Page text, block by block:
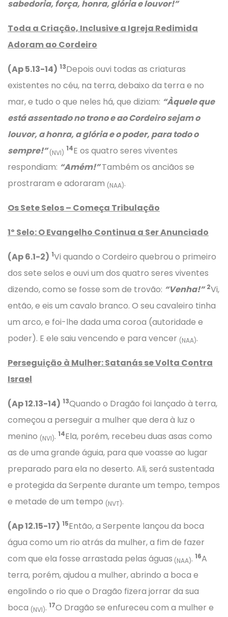
sabedoria, força, honra, glória e louvor!”
Toda a Criação, Inclusive a Igreja Redimida
Adoram ao Cordeiro
(Ap 5.13-14) 13Depois ouvi todas as criaturas
existentes no céu, na terra, debaixo da terra e no
mar, e tudo o que neles há, que diziam: “Àquele que
está assentado no trono e ao Cordeiro sejam o
louvor, a honra, a glória e o poder, para todo o
sempre!”(NVI)
14E os quatro seres viventes
respondiam: “Amém!”Também os anciãos se
prostraram e adoraram (NAA).
Os Sete Selos – Começa Tribulação
1º Selo: O Evangelho Continua a Ser Anunciado
(Ap 6.1-2) 1Vi quando o Cordeiro quebrou o primeiro
dos sete selos e ouvi um dos quatro seres viventes
dizendo, como se fosse som de trovão: “Venha!” 2Vi,
então, e eis um cavalo branco. O seu cavaleiro tinha
um arco, e foi-lhe dada uma coroa (autoridade e
poder). E ele saiu vencendo e para vencer (NAA).
Perseguição à Mulher: Satanás se Volta Contra
Israel
(Ap 12.13-14) 13Quando o Dragão foi lançado à terra,
começou a perseguir a mulher que dera à luz o
menino (NVI). 14Ela, porém, recebeu duas asas como
as de uma grande águia, para que voasse ao lugar
preparado para ela no deserto. Ali, será sustentada
e protegida da Serpente durante um tempo, tempos
e metade de um tempo (NVT).
(Ap 12.15-17) 15Então, a Serpente lançou da boca
água como um rio atrás da mulher, a fim de fazer
com que ela fosse arrastada pelas águas (NAA). 16A
terra, porém, ajudou a mulher, abrindo a boca e
engolindo o rio que o Dragão fizera jorrar da sua
boca (NVI). 17O Dragão se enfureceu com a mulher e